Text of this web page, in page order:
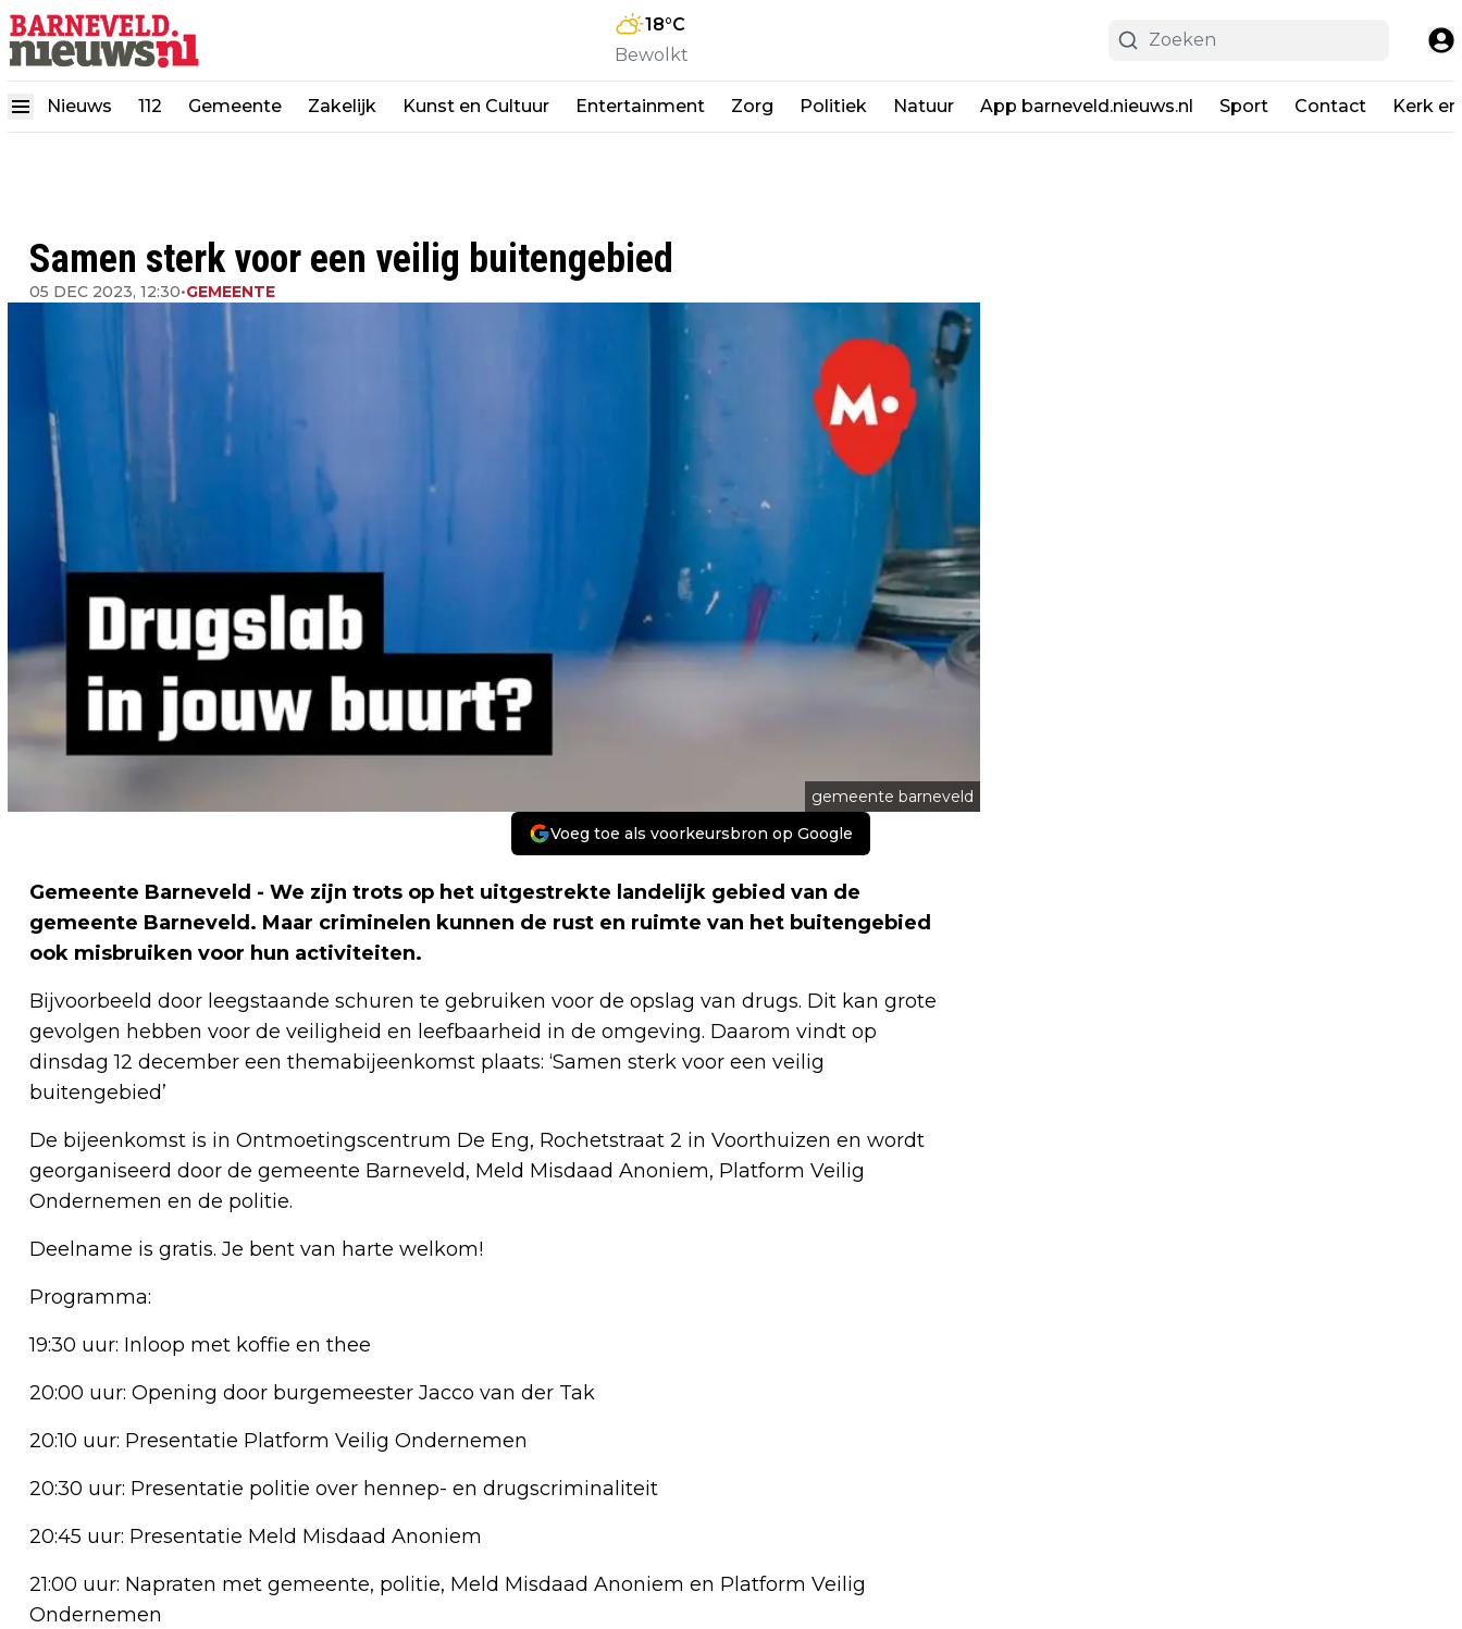
18°C
Bewolkt
Nieuws 112 Gemeente Zakelijk Kunst en Cultuur Entertainment Zorg Politiek Natuur App barneveld.nieuws.nl Sport Contact Kerk
Samen sterk voor een veilig buitengebied
05 DEC 2023, 12:30•GEMEENTE
gemeente barneveld
Voeg toe als voorkeursbron op Google
Gemeente Barneveld - We zijn trots op het uitgestrekte landelijk gebied van de
gemeente Barneveld. Maar criminelen kunnen de rust en ruimte van het buitengebied
ook misbruiken voor hun activiteiten.
Bijvoorbeeld door leegstaande schuren te gebruiken voor de opslag van drugs. Dit kan grote
gevolgen hebben voor de veiligheid en leefbaarheid in de omgeving. Daarom vindt op
dinsdag 12 december een themabijeenkomst plaats: ‘Samen sterk voor een veilig
buitengebied’
De bijeenkomst is in Ontmoetingscentrum De Eng, Rochetstraat 2 in Voorthuizen en wordt
georganiseerd door de gemeente Barneveld, Meld Misdaad Anoniem, Platform Veilig
Ondernemen en de politie.
Deelname is gratis. Je bent van harte welkom!
Programma:
19:30 uur: Inloop met koffie en thee
20:00 uur: Opening door burgemeester Jacco van der Tak
20:10 uur: Presentatie Platform Veilig Ondernemen
20:30 uur: Presentatie politie over hennep- en drugscriminaliteit
20:45 uur: Presentatie Meld Misdaad Anoniem
21:00 uur: Napraten met gemeente, politie, Meld Misdaad Anoniem en Platform Veilig
Ondernemen